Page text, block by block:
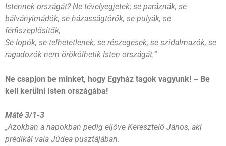
Istennek országát? Ne tévelyegjetek; se paráznák, se
bálványimádók, se házasságtörők, se pulyák, se
férfiszeplősítők,
Se lopók, se telhetetlenek, se részegesek, se szidalmazók, se
ragadozók nem örökölhetik Isten országát.”
Ne csapjon be minket, hogy Egyház tagok vagyunk! ~ Be
kell kerülni Isten országába!
Máté 3/1-3
„Azokban a napokban pedig eljöve Keresztelő János, aki
prédikál vala Júdea pusztájában.